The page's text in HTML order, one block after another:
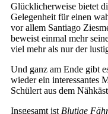
Glücklicherweise bietet
Gelegenheit für einen
vor allem Santiago
beweist einmal mehr
viel mehr als nur der
Und ganz am Ende gibt
wieder ein interessantes
Schülert aus dem
Insgesamt ist Blutige